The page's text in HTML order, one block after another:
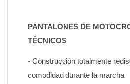
PANTALONES DE
TÉCNICOS
- Construcción totalmente
comodidad durante la marcha